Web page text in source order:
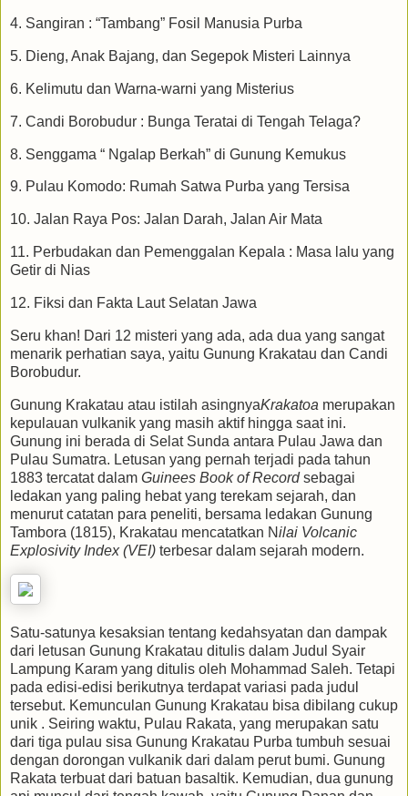
4. Sangiran : “Tambang” Fosil Manusia Purba
5. Dieng, Anak Bajang, dan Segepok Misteri Lainnya
6. Kelimutu dan Warna-warni yang Misterius
7. Candi Borobudur : Bunga Teratai di Tengah Telaga?
8. Senggama “ Ngalap Berkah” di Gunung Kemukus
9. Pulau Komodo: Rumah Satwa Purba yang Tersisa
10. Jalan Raya Pos: Jalan Darah, Jalan Air Mata
11. Perbudakan dan Pemenggalan Kepala : Masa lalu yang
Getir di Nias
12. Fiksi dan Fakta Laut Selatan Jawa
Seru khan! Dari 12 misteri yang ada, ada dua yang sangat
menarik perhatian saya, yaitu Gunung Krakatau dan Candi
Borobudur.
Gunung Krakatau atau istilah asingnyaKrakatoa merupakan
kepulauan vulkanik yang masih aktif hingga saat ini.
Gunung ini berada di Selat Sunda antara Pulau Jawa dan
Pulau Sumatra. Letusan yang pernah terjadi pada tahun
1883 tercatat dalam Guinees Book of Recordsebagai
ledakan yang paling hebat yang terekam sejarah, dan
menurut catatan para peneliti, bersama ledakan Gunung
Tambora (1815), Krakatau mencatatkan Nilai Volcanic
Explosivity Index (VEI) terbesar dalam sejarah modern.
Satu-satunya kesaksian tentang kedahsyatan dan dampak
dari letusan Gunung Krakatau ditulis dalam Judul Syair
Lampung Karam yang ditulis oleh Mohammad Saleh. Tetapi
pada edisi-edisi berikutnya terdapat variasi pada judul
tersebut. Kemunculan Gunung Krakatau bisa dibilang cukup
unik . Seiring waktu, Pulau Rakata, yang merupakan satu
dari tiga pulau sisa Gunung Krakatau Purba tumbuh sesuai
dengan dorongan vulkanik dari dalam perut bumi. Gunung
Rakata terbuat dari batuan basaltik. Kemudian, dua gunung